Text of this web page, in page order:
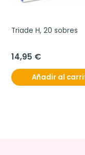
Triade H, 20 sobres
14,95 €
Añadir al